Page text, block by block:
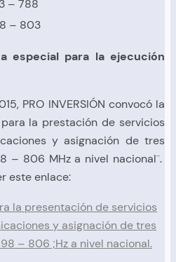
– 788
– 803
especial para la ejecución
PRO INVERSIÓN convocó la
para la prestación de servicios
y asignación de tres
– 806 MHz a nivel nacional¨.
este enlace:
la presentación de servicios
y asignación de tres
– 806 ;Hz a nivel nacional.